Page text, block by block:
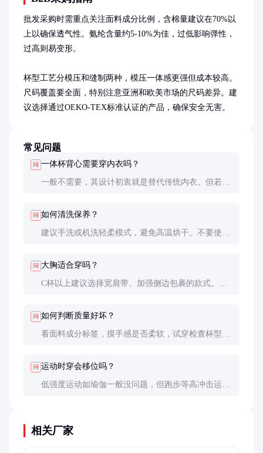
批发采购时需重点关注面料成分比例，含棉量建议在70%以
上以确保透气性。氨纶含量约5-10%为佳，过低影响弹性，
过高则易变形。
杯型工艺分模压和缝制两种，模压一体感更强但成本较高。
尺码覆盖要全面，特别注意亚洲和欧美市场的尺码差异。建
议选择通过OEKO-TEX标准认证的产品，确保安全无害。
常见问题
问 一体杯背心需要穿内衣吗？
一般不需要，其设计初衷就是替代传统内衣。但若需
问 如何清洗保养？
建议手洗或机洗轻柔模式，避免高温烘干。不要使用
问 大胸适合穿吗？
C杯以上建议选择宽肩带、加强侧边包裹的款式。部
问 如何判断质量好坏？
看面料成分标签，摸手感是否柔软，试穿检查杯型是
问 运动时穿会移位吗？
低强度运动如瑜伽一般没问题，但跑步等高冲击运动
相关厂家